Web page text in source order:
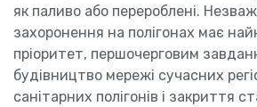
як паливо або перероблені.
захоронення на полігонах має
пріоритет, першочерговим
будівництво мережі сучасних
санітарних полігонів і закриття